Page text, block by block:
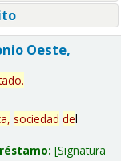
Oeste,
.
sociedad del
Signatura